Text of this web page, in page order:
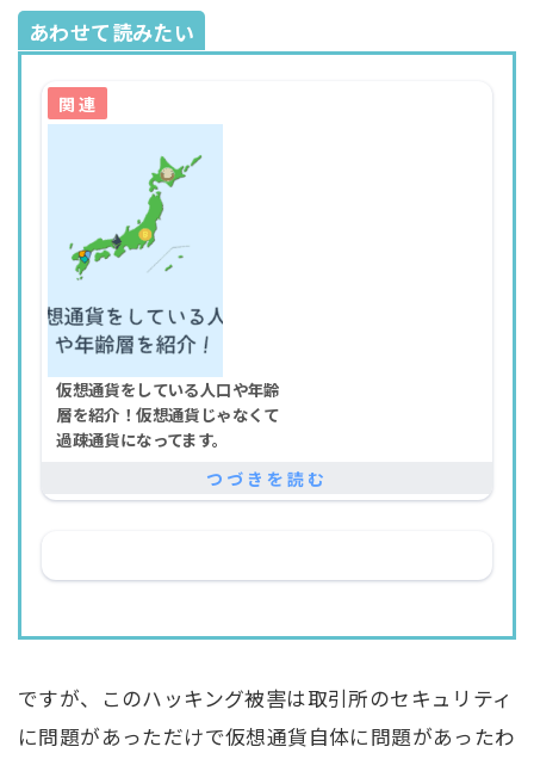
あわせて読みたい
仮想通貨をしている人口や年齢
層を紹介！仮想通貨じゃなくて
過疎通貨になってます。
ですが、このハッキング被害は取引所のセキュリティ
に問題があっただけで仮想通貨自体に問題があったわ